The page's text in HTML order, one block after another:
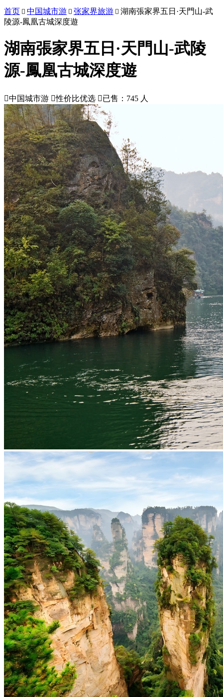
首页  中国城市游  张家界旅游  湖南張家界五日·天門山-武
陵源-鳳凰古城深度遊
湖南張家界五日·天門山-武陵
源-鳳凰古城深度遊
中国城市游 性价比优选 已售：745 人